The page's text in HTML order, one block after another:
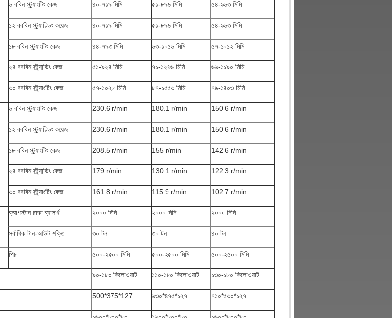
৬ ববিন স্ট্র্যাংটিং কেজ ৪০-৭১৯ মিমি ৫১-৮৯৬ মিমি ৫৪-৯৬৩ মিমি
১২ বববিন স্ট্র্যাণ্ডিং কয়েজ ৪০-৭১৯ মিমি ৫১-৮৯৬ মিমি ৫৪-৯৬৩ মিমি
১৮ ববিন স্ট্র্যাংটিং কেজ ৪৪-৭৯৩ মিমি ৬৩-১০৫৬ মিমি ৫৭-১০১২ মিমি
২৪ বববিন স্ট্র্যান্ডিং কেজ ৫১-৯২৪ মিমি ৭১-১২৪৬ মিমি ৬৬-১১৯০ মিমি
৩০ বববিন স্ট্র্যাংটিং কেজ ৫৭-১০২৮ মিমি ৮৭-১৫৫৩ মিমি ৭৯-১৪০৩ মিমি
৬ ববিন স্ট্র্যাংটিং কেজ 230.6 r/min 180.1 r/min 150.6 r/min
১২ বববিন স্ট্র্যাণ্ডিং কয়েজ 230.6 r/min 180.1 r/min 150.6 r/min
১৮ ববিন স্ট্র্যাংটিং কেজ 208.5 r/min 155 r/min 142.6 r/min
২৪ বববিন স্ট্র্যান্ডিং কেজ 179 r/min 130.1 r/min 122.3 r/min
৩০ বববিন স্ট্র্যাংটিং কেজ 161.8 r/min 115.9 r/min 102.7 r/min
ক্যাপস্টান চাকা ব্যাসার্ধ ২০০০ মিমি ২০০০ মিমি ২০০০ মিমি
সর্বাধিক টান-আউট শক্তি ৩০ টন ৩০ টন ৪০ টন
পিচ ৫০০-২৫০০ মিমি ৫০০-২৫০০ মিমি ৫০০-২৫০০ মিমি
৯০-১৮০ কিলোওয়াট ১১০-১৮০ কিলোওয়াট ১৩০-১৮০ কিলোওয়াট
500*375*127 ৬৩০*৪৭৫*১২৭ ৭১০*৫৩০*১২৭